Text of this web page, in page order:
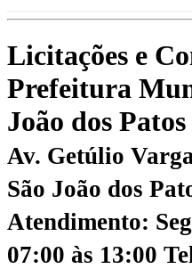
Licitações e
Prefeitura
João dos
Av. Getúlio
São João dos
Atendimento:
07:00 às 13:00